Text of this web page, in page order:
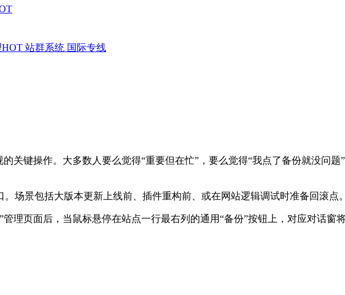
HOT 站群系统 国际专线
关键操作。大多数人要么觉得“重要但在忙”，要么觉得“我点了备份就没问
场景包括大版本更新上线前、插件重构前、或在网站逻辑调试时准备回滚点。
理页面后，当鼠标悬停在站点一行最右列的通用“备份”按钮上，对应对话窗